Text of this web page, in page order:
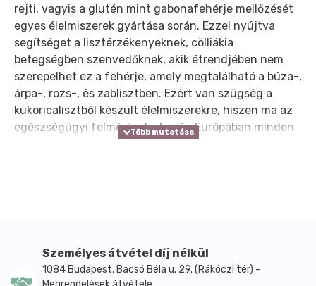
rejti, vagyis a glutén mint gabonafehérje mellőzését
egyes élelmiszerek gyártása során. Ezzel nyújtva
segítséget a lisztérzékenyeknek, cölliákia
betegségben szenvedőknek, akik étrendjében nem
szerepelhet ez a fehérje, amely megtalálható a búza-,
árpa-, rozs-, és zablisztben. Ezért van szügség a
kukoricalisztből készült élelmiszerekre, hiszen ma az
egészségügyi felmérések alapján Európában minden
százötvenedik ember lisztérzékeny.
CornitoTM Tóthék tésztája száraztészta kiváló
minősége a receptúrának, és a kiváló olasz gépeknek
Személyes átvétel díj nélkül
1084 Budapest, Bacsó Béla u. 29. (Rákóczi tér) -